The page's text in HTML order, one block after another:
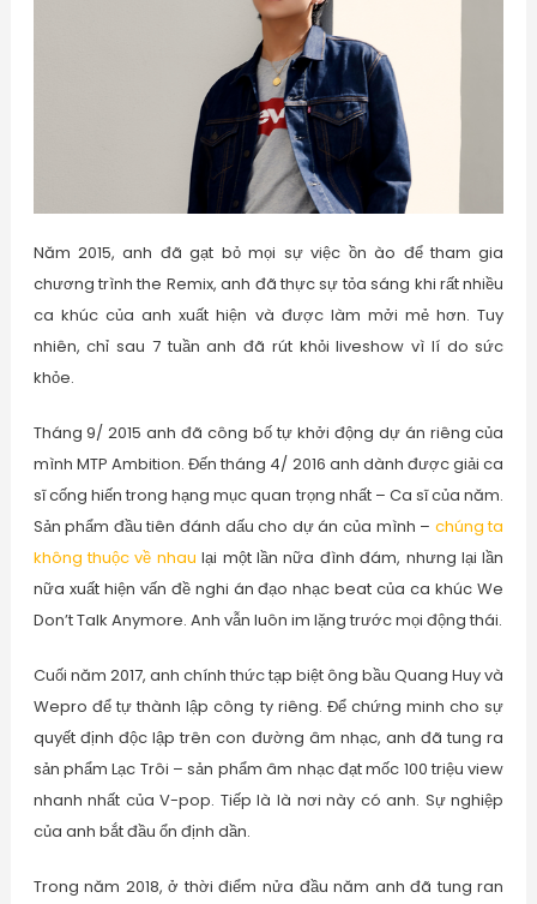
Năm 2015, anh đã gạt bỏ mọi sự việc ồn ào để tham gia
chương trình the Remix, anh đã thực sự tỏa sáng khi rất nhiều
ca khúc của anh xuất hiện và được làm mởi mẻ hơn. Tuy
nhiên, chỉ sau 7 tuần anh đã rút khỏi liveshow vì lí do sức
khỏe.
Tháng 9/ 2015 anh đã công bố tự khởi động dự án riêng của
mình MTP Ambition. Đến tháng 4/ 2016 anh dành được giải ca
sĩ cống hiến trong hạng mục quan trọng nhất – Ca sĩ của năm.
Sản phẩm đầu tiên đánh dấu cho dự án của mình – chúng ta
không thuộc về nhau lại một lần nữa đình đám, nhưng lại lần
nữa xuất hiện vấn đề nghi án đạo nhạc beat của ca khúc We
Don’t Talk Anymore. Anh vẫn luôn im lặng trước mọi động thái.
Cuối năm 2017, anh chính thức tạp biệt ông bầu Quang Huy và
Wepro để tự thành lập công ty riêng. Để chứng minh cho sự
quyết định độc lập trên con đường âm nhạc, anh đã tung ra
sản phẩm Lạc Trôi – sản phẩm âm nhạc đạt mốc 100 triệu view
nhanh nhất của V-pop. Tiếp là là nơi này có anh. Sự nghiệp
của anh bắt đầu ổn định dần.
Trong năm 2018, ở thời điểm nửa đầu năm anh đã tung ran